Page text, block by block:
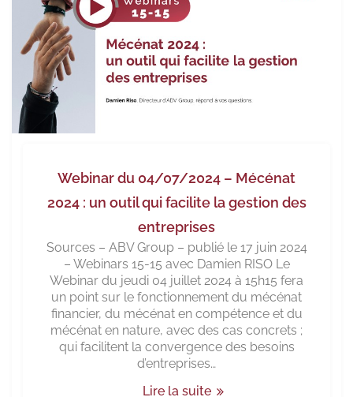
Webinar du 04/07/2024 – Mécénat
2024 : un outil qui facilite la gestion des
entreprises
Sources – ABV Group – publié le 17 juin 2024
– Webinars 15-15 avec Damien RISO Le
Webinar du jeudi 04 juillet 2024 à 15h15 fera
un point sur le fonctionnement du mécénat
financier, du mécénat en compétence et du
mécénat en nature, avec des cas concrets ;
qui facilitent la convergence des besoins
d’entreprises…
Lire la suite